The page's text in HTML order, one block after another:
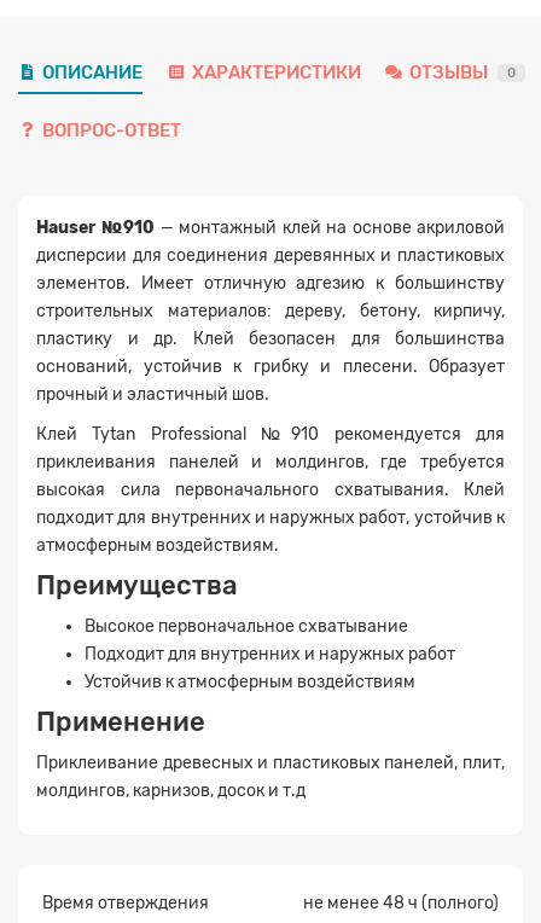
ОПИСАНИЕ ХАРАКТЕРИСТИКИ ОТЗЫВЫ 0
ВОПРОС-ОТВЕТ
Hauser №910 — монтажный клей на основе акриловой
дисперсии для соединения деревянных и пластиковых
элементов. Имеет отличную адгезию к большинству
строительных материалов: дереву, бетону, кирпичу,
пластику и др. Клей безопасен для большинства
оснований, устойчив к грибку и плесени. Образует
прочный и эластичный шов.
Клей Tytan Professional №910 рекомендуется для
приклеивания панелей и молдингов, где требуется
высокая сила первоначального схватывания. Клей
подходит для внутренних и наружных работ, устойчив к
атмосферным воздействиям.
Преимущества
Высокое первоначальное схватывание
Подходит для внутренних и наружных работ
Устойчив к атмосферным воздействиям
Применение
Приклеивание древесных и пластиковых панелей, плит,
молдингов, карнизов, досок и т.д
Время отверждения не менее 48 ч (полного)
Заявка на расчет